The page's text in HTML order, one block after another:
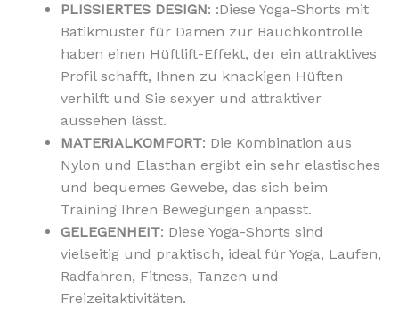
PLISSIERTES DESIGN: :Diese Yoga-Shorts mit
Batikmuster für Damen zur Bauchkontrolle
haben einen Hüftlift-Effekt, der ein attraktives
Profil schafft, Ihnen zu knackigen Hüften
verhilft und Sie sexyer und attraktiver
aussehen lässt.
MATERIALKOMFORT: Die Kombination aus
Nylon und Elasthan ergibt ein sehr elastisches
und bequemes Gewebe, das sich beim
Training Ihren Bewegungen anpasst.
GELEGENHEIT: Diese Yoga-Shorts sind
vielseitig und praktisch, ideal für Yoga, Laufen,
Radfahren, Fitness, Tanzen und
Freizeitaktivitäten.